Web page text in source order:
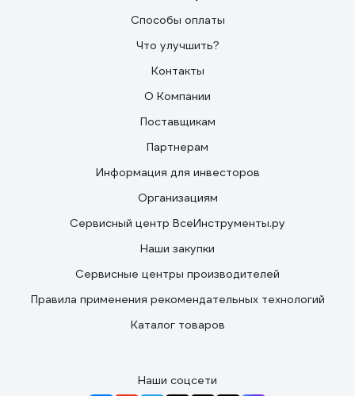
Способы оплаты
Что улучшить?
Контакты
О Компании
Поставщикам
Партнерам
Информация для инвесторов
Организациям
Сервисный центр ВсеИнструменты.ру
Наши закупки
Сервисные центры производителей
Правила применения рекомендательных технологий
Каталог товаров
Наши соцсети